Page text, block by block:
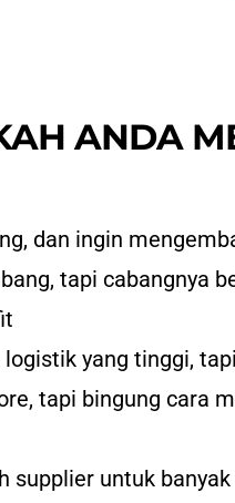
ANDA
dan ingin
tapi cabangnya
yang tinggi,
tapi bingung cara
supplier untuk banyak